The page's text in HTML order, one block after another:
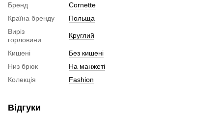
Бренд
Cornette
Країна бренду
Польща
Виріз
горловини
Круглий
Кишені
Без кишені
Низ брюк
На манжеті
Колекція
Fashion
Відгуки